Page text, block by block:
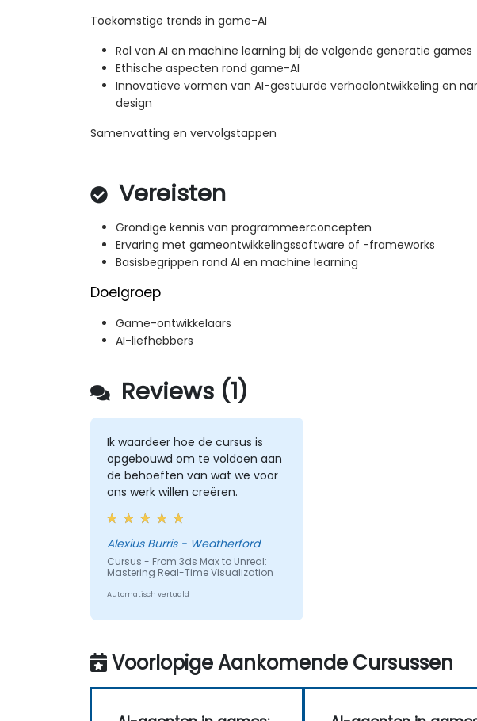
Toekomstige trends in game-AI
Rol van AI en machine learning bij de volgende generatie games
Ethische aspecten rond game-AI
Innovatieve vormen van AI-gestuurde verhaalontwikkeling en
design
Samenvatting en vervolgstappen
Vereisten
Grondige kennis van programmeerconcepten
Ervaring met gameontwikkelingssoftware of -frameworks
Basisbegrippen rond AI en machine learning
Doelgroep
Game-ontwikkelaars
AI-liefhebbers
Reviews (1)
Ik waardeer hoe de cursus is
opgebouwd om te voldoen aan
de behoeften van wat we voor
ons werk willen creëren.
Alexius Burris - Weatherford
Cursus - From 3ds Max to Unreal:
Mastering Real-Time Visualization
Automatisch vertaald
Voorlopige Aankomende Cursussen